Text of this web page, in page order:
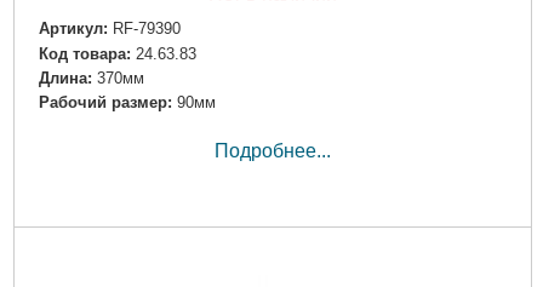
Артикул: RF-79390
Код товара: 24.63.83
Дли­на: 370мм
Рабочий размер: 90мм
Подробнее...